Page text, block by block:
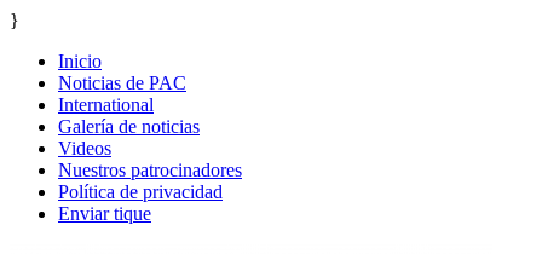
}
Inicio
Noticias de PAC
International
Galería de noticias
Videos
Nuestros patrocinadores
Política de privacidad
Enviar tique